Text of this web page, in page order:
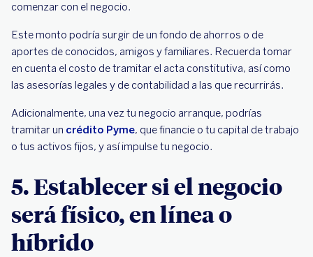
comenzar con el negocio.
Este monto podría surgir de un fondo de ahorros o de
aportes de conocidos, amigos y familiares. Recuerda tomar
en cuenta el costo de tramitar el acta constitutiva, así como
las asesorías legales y de contabilidad a las que recurrirás.
Adicionalmente, una vez tu negocio arranque, podrías
tramitar un crédito Pyme, que financie o tu capital de trabajo
o tus activos fijos, y así impulse tu negocio.
5. Establecer si el negocio
será físico, en línea o
híbrido